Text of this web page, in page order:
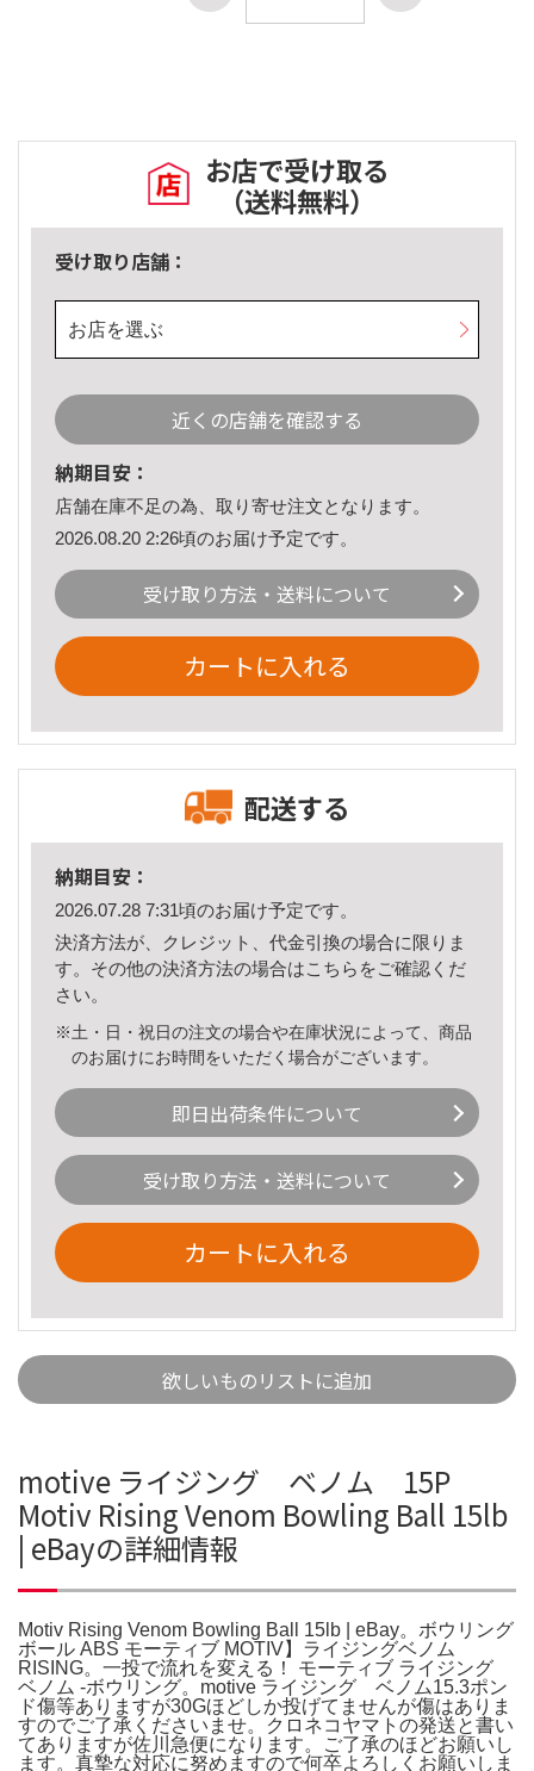
お店で受け取る
（送料無料）
受け取り店舗：
お店を選ぶ
近くの店舗を確認する
納期目安：
店舗在庫不足の為、取り寄せ注文となります。
2026.08.20 2:26頃のお届け予定です。
受け取り方法・送料について
カートに入れる
配送する
納期目安：
2026.07.28 7:31頃のお届け予定です。
決済方法が、クレジット、代金引換の場合に限りま
す。その他の決済方法の場合はこちら をご確認くだ
さい。
※土・日・祝日の注文の場合や在庫状況によって、商品
のお届けにお時間をいただく場合がございます。
即日出荷条件について
受け取り方法・送料について
カートに入れる
欲しいものリストに追加
motive ライジング ベノム 15P
Motiv Rising Venom Bowling Ball 15lb
| eBayの詳細情報
Motiv Rising Venom Bowling Ball 15lb | eBay。ボウリング
ボール ABS モーティブ MOTIV】ライジングベノム
RISING。一投で流れを変える！ モーティブ ライジング
ベノム -ボウリング。motive ライジング ベノム15.3ポン
ド傷等ありますが30Gほどしか投げてませんが傷はありま
すのでご了承くださいませ。クロネコヤマトの発送と書い
てありますが佐川急便になります。ご了承のほどお願いし
ます。真摯な対応に努めますので何卒よろしくお願いしま